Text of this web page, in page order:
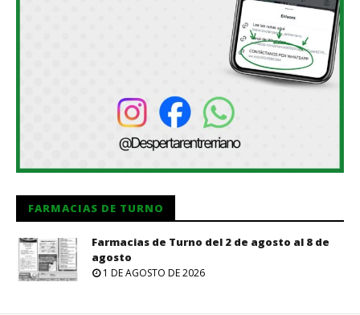
FARMACIAS DE TURNO
Farmacias de Turno del 2 de agosto al 8 de
agosto
1 DE AGOSTO DE 2026